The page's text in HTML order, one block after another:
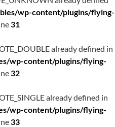
wp-content/plugins/flying-
31
already defined in
wp-content/plugins/flying-
32
already defined in
wp-content/plugins/flying-
33